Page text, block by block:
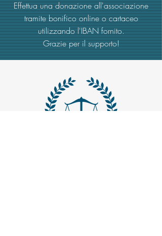
Effettua una donazione all'associazione
tramite bonifico online o cartaceo
utilizzando l'IBAN fornito.
Grazie per il supporto!